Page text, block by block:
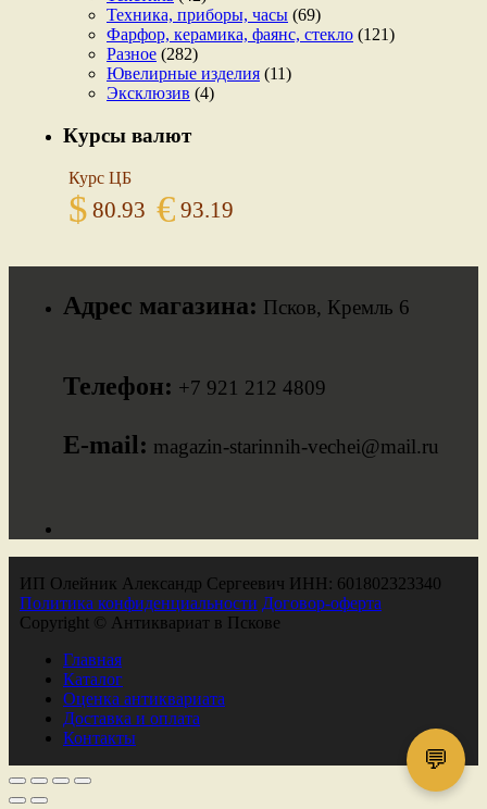
Техника, приборы, часы (69)
Фарфор, керамика, фаянс, стекло (121)
Разное (282)
Ювелирные изделия (11)
Эксклюзив (4)
Курсы валют
Курс ЦБ
$ 80.93 € 93.19
Адрес магазина: Псков, Кремль 6
Телефон: +7 921 212 4809
E-mail: magazin-starinnih-vechei@mail.ru
💬
ИП Олейник Александр Сергеевич ИНН: 601802323340
Политика конфиденциальности Договор-оферта
Copyright © Антиквариат в Пскове
Главная
Каталог
Оценка антиквариата
Доставка и оплата
Контакты